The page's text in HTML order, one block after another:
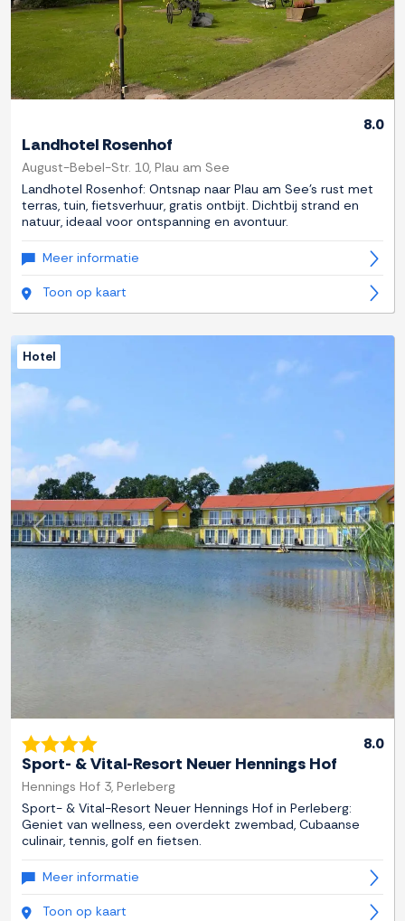
8.0
Landhotel Rosenhof
August-Bebel-Str. 10, Plau am See
Landhotel Rosenhof: Ontsnap naar Plau am See's rust met
terras, tuin, fietsverhuur, gratis ontbijt. Dichtbij strand en
natuur, ideaal voor ontspanning en avontuur.
Meer informatie
Toon op kaart
Previous Next
Hotel
8.0
Sport- & Vital-Resort Neuer Hennings Hof
Hennings Hof 3, Perleberg
Sport- & Vital-Resort Neuer Hennings Hof in Perleberg:
Geniet van wellness, een overdekt zwembad, Cubaanse
culinair, tennis, golf en fietsen.
Meer informatie
Toon op kaart